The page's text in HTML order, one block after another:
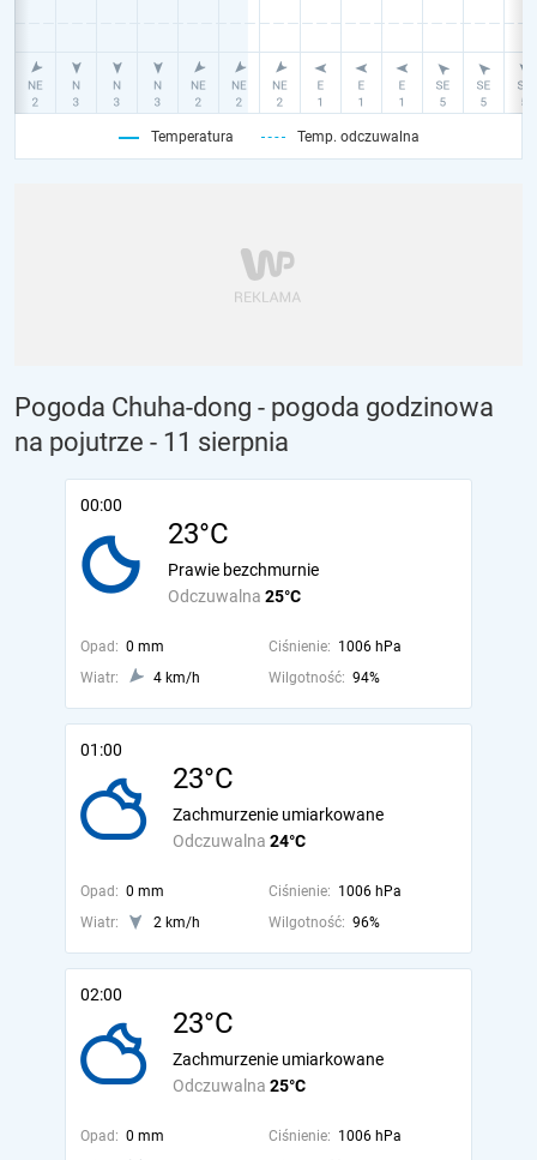
Temperatura Temp. odczuwalna
Pogoda Chuha-dong - pogoda godzinowa
na pojutrze - 11 sierpnia
00:00
23°C
Odczuwalna 25°C
Prawie bezchmurnie
Opad: 0 mm Ciśnienie: 1006 hPa
Wiatr:
4 km/h Wilgotność: 94%
01:00
23°C
Odczuwalna 24°C
Zachmurzenie umiarkowane
Opad: 0 mm Ciśnienie: 1006 hPa
Wiatr:
2 km/h Wilgotność: 96%
02:00
23°C
Odczuwalna 25°C
Zachmurzenie umiarkowane
Opad: 0 mm Ciśnienie: 1006 hPa